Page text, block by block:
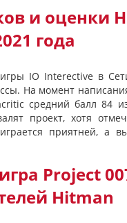
и оценки
года
IO Interective в
На момент
средний балл 84
проект, хотя
приятней, а
Project
Hitman